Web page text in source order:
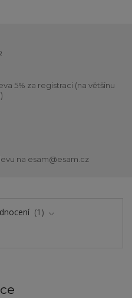
5% za registraci (na většinu
na esam@esam.cz
1